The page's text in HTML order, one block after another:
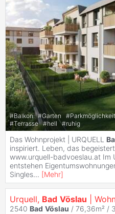
#Balkon #Garten #Parkmöglichkeit
#Terrasse #hell #ruhig
Das Wohnprojekt | URQUELL
inspiriert. Leben, das
www.urquell-badvoeslau.at Im
entstehen
Singles... [Mehr]
Urquell, Bad Vöslau |
2540 Bad Vöslau / 76,36m² /